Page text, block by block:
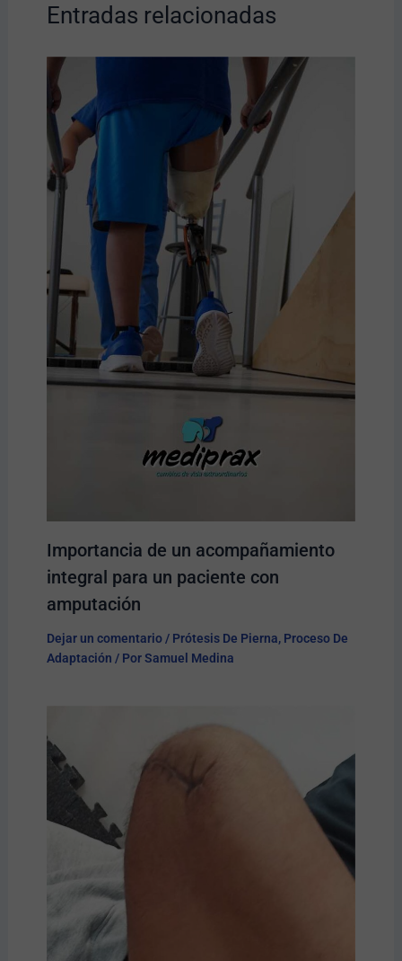
Entradas relacionadas
Importancia de un acompañamiento
integral para un paciente con
amputación
Dejar un comentario / Prótesis De Pierna, Proceso De
Adaptación / PorSamuel Medina